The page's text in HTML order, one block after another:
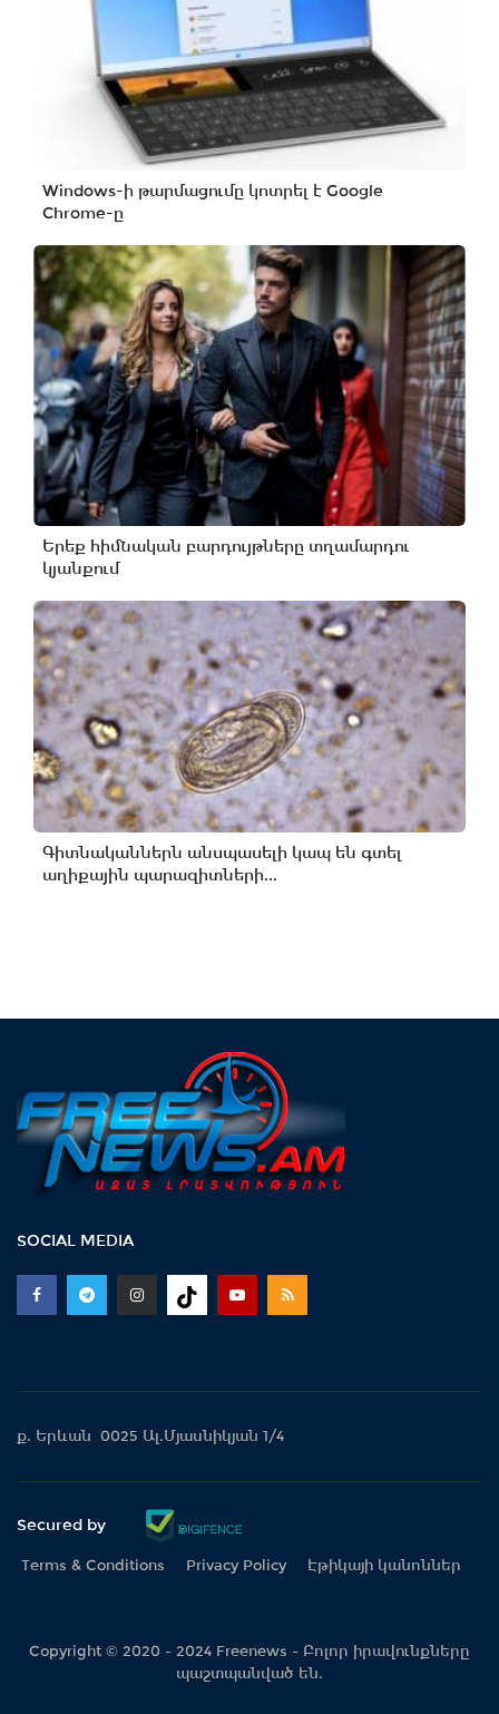
Windows-ի թարմացումը կոտրել է Google
Chrome-ը
Երեք հիմնական բարդույթները տղամարդու
կյանքում
Գիտնականներն անսպասելի կապ են գտել
աղիքային պարազիտների...
SOCIAL MEDIA
ք. Երևան 0025 Ալ.Մյասնիկյան 1/4
Secured by
Terms & Conditions Privacy Policy Էթիկայի կանոններ
Copyright © 2020 - 2024 Freenews - Բոլոր իրավունքները
պաշտպանված են.